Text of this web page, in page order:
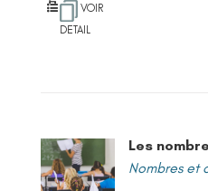
VOIR
DETAIL
Les
Nombres et